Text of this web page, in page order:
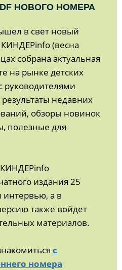
НОВОГО НОМЕРА
в свет новый
(весна
собрана актуальная
на рынке детских
руководителями
недавних
обзоры новинок
полезные для
КИНДЕРinfo
издания 25
интервью, а в
также войдет
материалов.
с
номера